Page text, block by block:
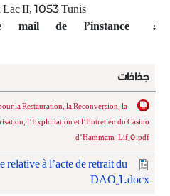
Lac II, 1053 Tunis
mail de l’instance :
جذاذات
la Restauration, la Reconversion, la
l’Exploitation et l’Entretien du Casino
d’Hammam-Lif_0.pdf
relative à l’acte de retrait du
DAO_1.docx